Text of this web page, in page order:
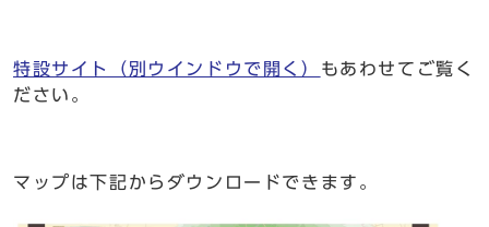
特設サイト （別ウインドウで開く） もあわせてご覧く
ださい。
マップは下記からダウンロードできます。